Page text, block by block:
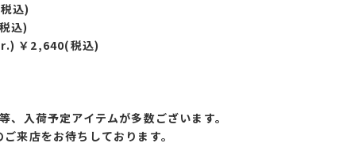
込)
込)
￥2,640(税込)
、入荷予定アイテムが多数ございます。
来店をお待ちしております。